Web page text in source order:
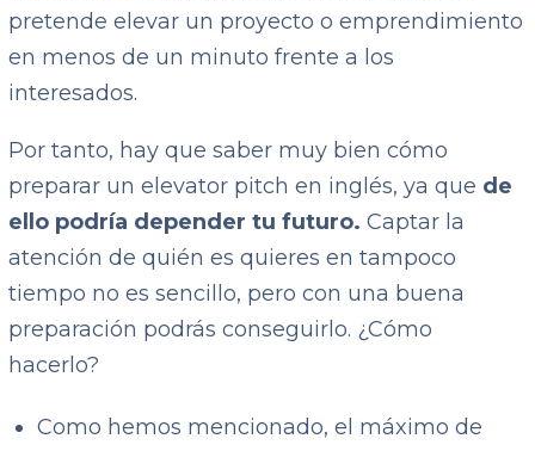
pretende elevar un proyecto o emprendimiento
en menos de un minuto frente a los
interesados.
Por tanto, hay que saber muy bien cómo
preparar un elevator pitch en inglés, ya que de
ello podría depender tu futuro. Captar la
atención de quién es quieres en tampoco
tiempo no es sencillo, pero con una buena
preparación podrás conseguirlo. ¿Cómo
hacerlo?
Como hemos mencionado, el máximo de